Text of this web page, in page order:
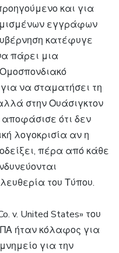
και για
εγγράφων
κατέφυγε
πάρει μια
να σταματήσει τη
στην Ουάσιγκτον
αποφάσισε ότι δεν
λογοκρισία αν η
πέρα από κάθε
του Τύπου.
v. United States» του
ήταν κόλαφος για
για την